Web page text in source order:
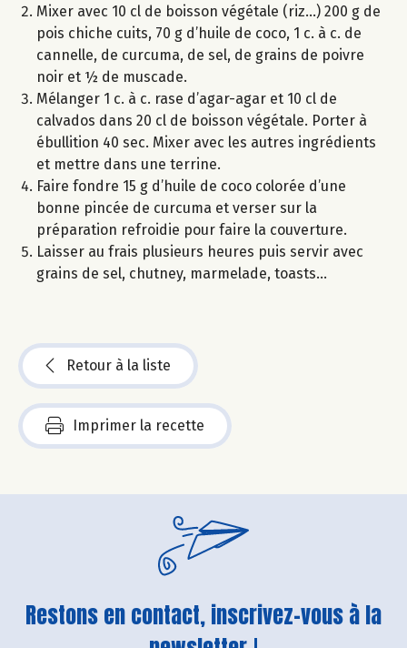
Mixer avec 10 cl de boisson végétale (riz…) 200 g de
pois chiche cuits, 70 g d’huile de coco, 1 c. à c. de
cannelle, de curcuma, de sel, de grains de poivre
noir et ½ de muscade.
Mélanger 1 c. à c. rase d’agar-agar et 10 cl de
calvados dans 20 cl de boisson végétale. Porter à
ébullition 40 sec. Mixer avec les autres ingrédients
et mettre dans une terrine.
Faire fondre 15 g d’huile de coco colorée d’une
bonne pincée de curcuma et verser sur la
préparation refroidie pour faire la couverture.
Laisser au frais plusieurs heures puis servir avec
grains de sel, chutney, marmelade, toasts...
Retour à la liste
Imprimer la recette
Restons en contact, inscrivez-vous à la